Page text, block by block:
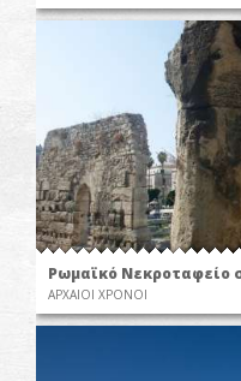
Ρωμαϊκό Νεκροταφείο
ΑΡΧΑΙΟΙ ΧΡΟΝΟΙ